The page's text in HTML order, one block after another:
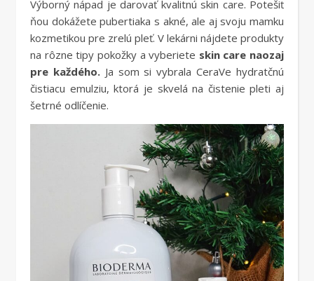
Výborný nápad je darovať kvalitnú skin care. Potešiť
ňou dokážete pubertiaka s akné, ale aj svoju mamku
kozmetikou pre zrelú pleť. V lekárni nájdete produkty
na rôzne tipy pokožky a vyberiete skin care naozaj
pre každého.Ja som si vybrala CeraVe hydratčnú
čistiacu emulziu, ktorá je skvelá na čistenie pleti aj
šetrné odlíčenie.